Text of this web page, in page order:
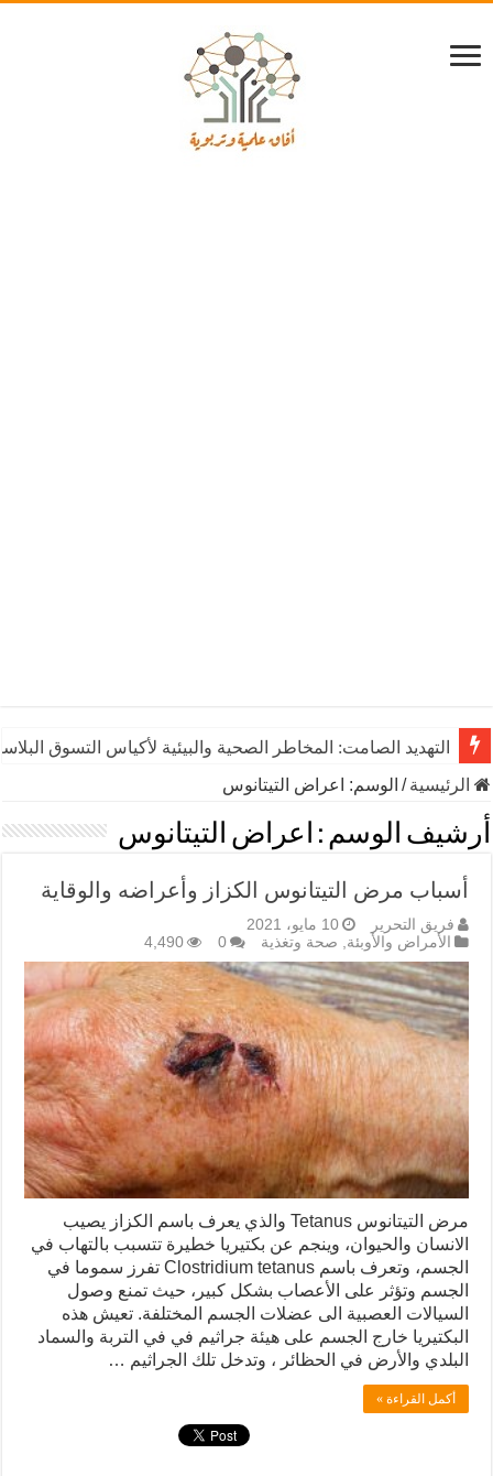
التهديد الصامت: المخاطر الصحية والبيئية لأكياس التسوق
الرئيسية/ الوسم: اعراض التيتانوس
أرشيف الوسم : اعراض التيتانوس
أسباب مرض التيتانوس الكزاز وأعراضه والوقاية
فريق التحرير
10 مايو، 2021
الأمراض والأوبئة, صحة وتغذية 0
4,490
مرض التيتانوس Tetanus والذي يعرف باسم الكزاز يصيب
الانسان والحيوان، وينجم عن بكتيريا خطيرة تتسبب بالتهاب في
الجسم، وتعرف باسم Clostridium tetanus تفرز سموما في
الجسم وتؤثر على الأعصاب بشكل كبير، حيث تمنع وصول
السيالات العصبية الى عضلات الجسم المختلفة. تعيش هذه
البكتيريا خارج الجسم على هيئة جراثيم في في التربة والسماد
البلدي والأرض في الحظائر ، وتدخل تلك الجراثيم …
أكمل القراءة »